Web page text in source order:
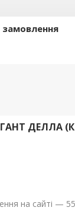
ДЕЛЛА
на сайті —